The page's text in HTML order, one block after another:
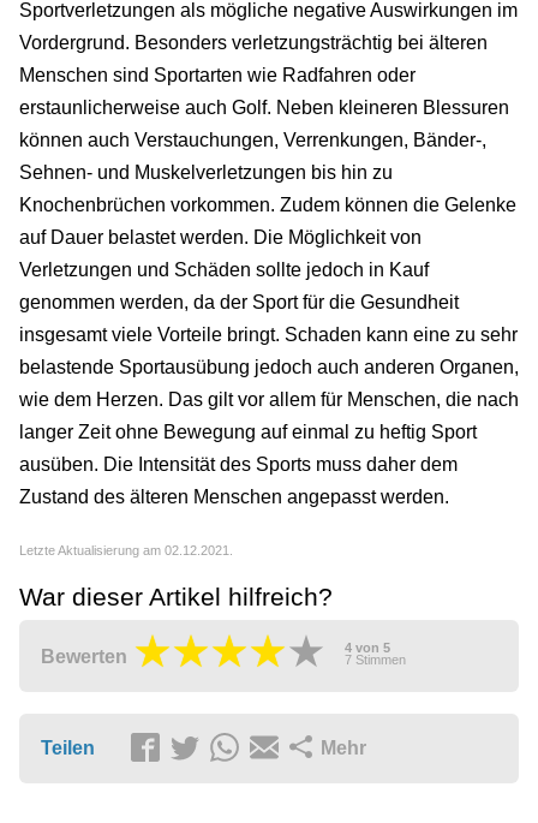
Sportverletzungen als mögliche negative Auswirkungen im
Vordergrund. Besonders verletzungsträchtig bei älteren
Menschen sind Sportarten wie Radfahren oder
erstaunlicherweise auch Golf. Neben kleineren Blessuren
können auch Verstauchungen, Verrenkungen, Bänder-,
Sehnen- und Muskelverletzungen bis hin zu
Knochenbrüchen vorkommen. Zudem können die Gelenke
auf Dauer belastet werden. Die Möglichkeit von
Verletzungen und Schäden sollte jedoch in Kauf
genommen werden, da der Sport für die Gesundheit
insgesamt viele Vorteile bringt. Schaden kann eine zu sehr
belastende Sportausübung jedoch auch anderen Organen,
wie dem Herzen. Das gilt vor allem für Menschen, die nach
langer Zeit ohne Bewegung auf einmal zu heftig Sport
ausüben. Die Intensität des Sports muss daher dem
Zustand des älteren Menschen angepasst werden.
Letzte Aktualisierung am 02.12.2021.
War dieser Artikel hilfreich?
Bewerten 4 von 5
7 Stimmen
Teilen Mehr